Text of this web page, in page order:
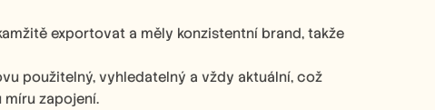
exportovat a měly konzistentní brand, takže
použitelný, vyhledatelný a vždy aktuální, což
zapojení.